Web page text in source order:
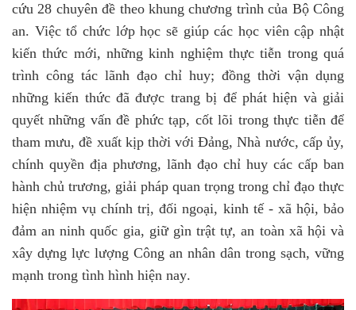
cứu 28 chuyên đề theo khung chương trình của Bộ Công
an. Việc tổ chức lớp học sẽ giúp các học viên cập nhật
kiến thức mới, những kinh nghiệm thực tiễn trong quá
trình công tác lãnh đạo chỉ huy; đồng thời vận dụng
những kiến thức đã được trang bị để phát hiện và giải
quyết những vấn đề phức tạp, cốt lõi trong thực tiễn để
tham mưu, đề xuất kịp thờivới Đảng, Nhà nước, cấp ủy,
chính quyền địa phương, lãnh đạo chỉ huy các cấp ban
hành chủ trương, giải pháp quan trọng trong chỉ đạo thực
hiện nhiệm vụ chính trị, đối ngoại, kinh tế - xã hội, bảo
đảm an ninh quốc gia, giữ gìn trật tự, an toàn xã hội và
xây dựng lực lượng Công an nhân dân trong sạch, vững
mạnh trong tình hình hiện nay.